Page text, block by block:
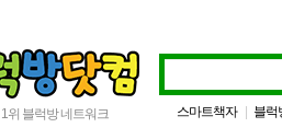
위 블럭방 네트워크 스마트책자 블럭